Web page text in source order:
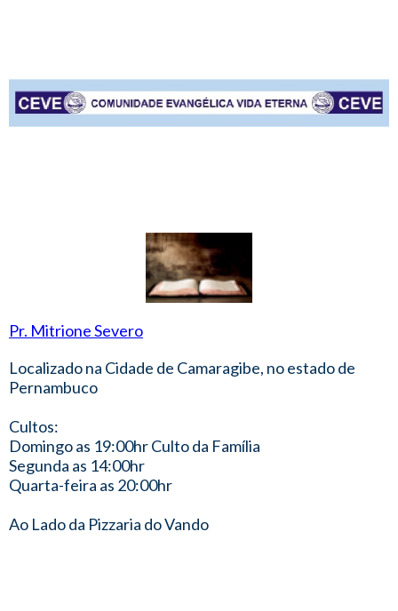
Pr. Mitrione Severo
Localizado na Cidade de Camaragibe, no estado de
Pernambuco
Cultos:
Domingo as 19:00hr Culto da Família
Segunda as 14:00hr
Quarta-feira as 20:00hr
Ao Lado da Pizzaria do Vando